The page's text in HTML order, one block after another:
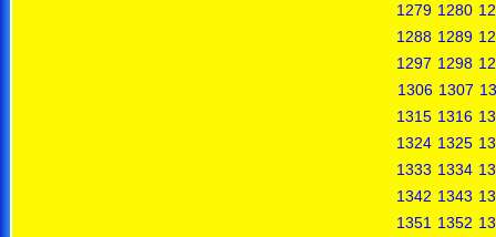
1279 1280
1288 1289
1297 1298
1306 1307
1315 1316
1324 1325
1333 1334
1342 1343
1351 1352